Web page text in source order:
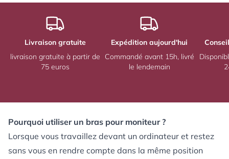
Livraison gratuite
livraison gratuite à partir de
75 euros
Expédition aujourd'hui
Commandé avant 15h, livré
le lendemain
Pourquoi utiliser un bras pour moniteur ?
Lorsque vous travaillez devant un ordinateur et restez
sans vous en rendre compte dans la même position